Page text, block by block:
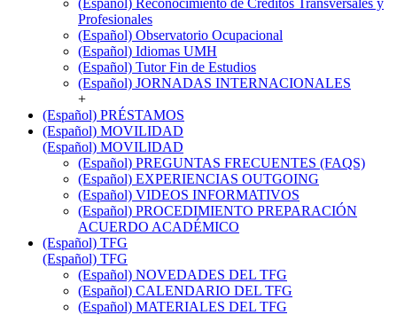
(Español) Reconocimiento de Créditos Transversales y
Profesionales
(Español) Observatorio Ocupacional
(Español) Idiomas UMH
(Español) Tutor Fin de Estudios
(Español) JORNADAS INTERNACIONALES
+
(Español) PRÉSTAMOS
(Español) MOVILIDAD
(Español) MOVILIDAD
(Español) PREGUNTAS FRECUENTES (FAQS)
(Español) EXPERIENCIAS OUTGOING
(Español) VIDEOS INFORMATIVOS
(Español) PROCEDIMIENTO PREPARACIÓN
ACUERDO ACADÉMICO
(Español) TFG
(Español) TFG
(Español) NOVEDADES DEL TFG
(Español) CALENDARIO DEL TFG
(Español) MATERIALES DEL TFG